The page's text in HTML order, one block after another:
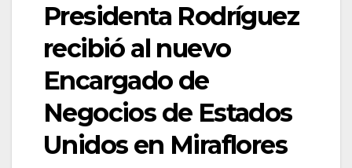
Presidenta Rodríguez
recibió al nuevo
Encargado de
Negocios de Estados
Unidos en Miraflores